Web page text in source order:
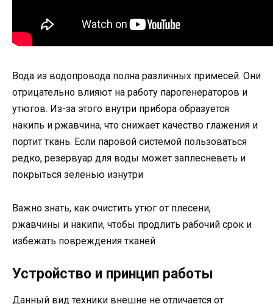
Вода из водопровода полна различных примесей. Они
отрицательно влияют на работу парогенераторов и
утюгов. Из-за этого внутри прибора образуется
накипь и ржавчина, что снижает качество глажения и
портит ткань. Если паровой системой пользоваться
редко, резервуар для воды может заплесневеть и
покрыться зеленью изнутри
Важно знать, как очистить утюг от плесени,
ржавчины и накипи, чтобы продлить рабочий срок и
избежать повреждения тканей
Устройство и принцип работы
Данный вид техники внешне не отличается от